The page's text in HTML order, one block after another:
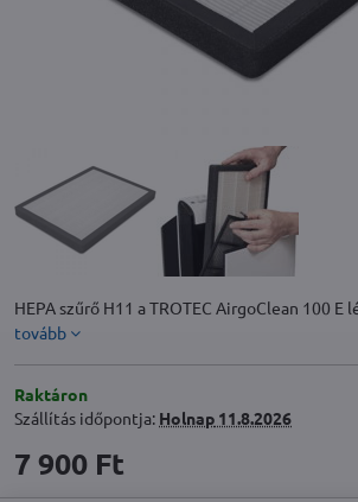
HEPA szűrő H11 a TROTEC AirgoClean 100
tovább
Raktáron
Szállítás időpontja: Holnap 11.8.2026
7 900 Ft